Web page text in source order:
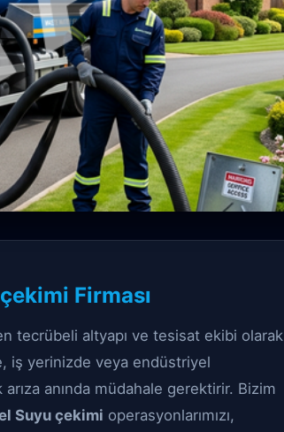
Firması
tecrübeli altyapı ve tesisat ekibi olarak
iş yerinizde veya endüstriyel
anında müdahale gerektirir. Bizim
Suyu çekimi operasyonlarımızı,